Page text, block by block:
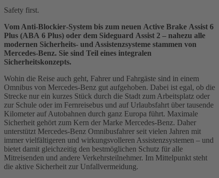
Safety first.
Vom Anti‑Blockier‑System bis zum neuen Active Brake Assist 6
Plus (ABA 6 Plus) oder dem Sideguard Assist 2 – nahezu alle
modernen Sicherheits- und Assistenzsysteme stammen von
Mercedes‑Benz. Sie sind Teil eines integralen
Sicherheitskonzepts.
Wohin die Reise auch geht, Fahrer und Fahrgäste sind in einem
Omnibus von Mercedes‑Benz gut aufgehoben. Dabei ist egal, ob die
Strecke nur ein kurzes Stück durch die Stadt zum Arbeitsplatz oder
zur Schule oder im Fernreisebus und auf Urlaubsfahrt über tausende
Kilometer auf Autobahnen durch ganz Europa führt. Maximale
Sicherheit gehört zum Kern der Marke Mercedes‑Benz. Daher
unterstützt Mercedes‑Benz Omnibusfahrer seit vielen Jahren mit
immer vielfältigeren und wirkungsvolleren Assistenzsystemen – und
bietet damit gleichzeitig den bestmöglichen Schutz für alle
Mitreisenden und andere Verkehrsteilnehmer. Im Mittelpunkt steht
die aktive Sicherheit zur Unfallvermeidung.